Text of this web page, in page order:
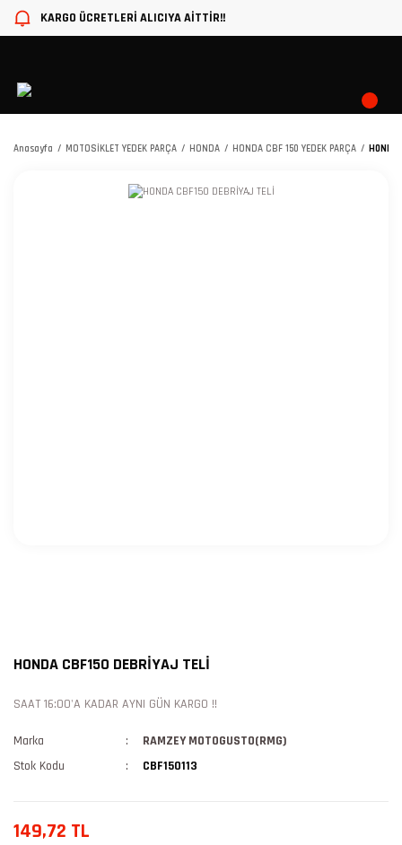
KARGO ÜCRETLERİ ALICIYA AİTTİR!!
Anasayfa MOTOSİKLET YEDEK PARÇA HONDA HONDA CBF 150 YEDEK PARÇA HONDA
HONDA CBF150 DEBRİYAJ TELİ
SAAT 16:00'A KADAR AYNI GÜN KARGO !!
Marka
RAMZEY MOTOGUSTO(RMG)
Stok Kodu
CBF150113
149,72 TL